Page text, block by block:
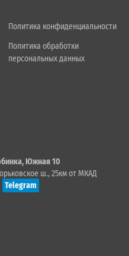
Политика конфиденциальности
Политика обработки
персональных данных
Южная 10
ш., 25км от МКАД
Telegram